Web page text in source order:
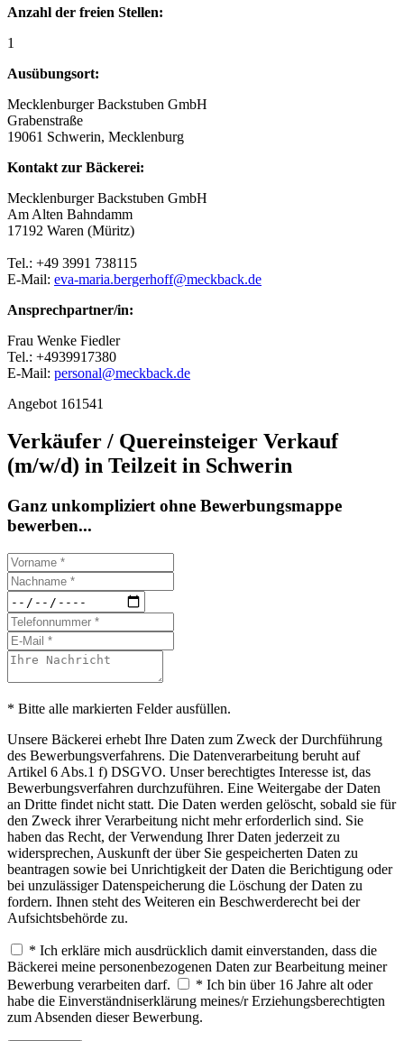
Anzahl der freien Stellen:
1
Ausübungsort:
Mecklenburger Backstuben GmbH
Grabenstraße
19061 Schwerin, Mecklenburg
Kontakt zur Bäckerei:
Mecklenburger Backstuben GmbH
Am Alten Bahndamm
17192 Waren (Müritz)
Tel.: +49 3991 738115
E-Mail: eva-maria.bergerhoff@meckback.de
Ansprechpartner/in:
Frau Wenke Fiedler
Tel.: +4939917380
E-Mail: personal@meckback.de
Angebot 161541
Verkäufer / Quereinsteiger Verkauf
(m/w/d) in Teilzeit in Schwerin
Ganz unkompliziert ohne Bewerbungsmappe
bewerben...
* Bitte alle markierten Felder ausfüllen.
Unsere Bäckerei erhebt Ihre Daten zum Zweck der Durchführung
des Bewerbungsverfahrens. Die Datenverarbeitung beruht auf
Artikel 6 Abs.1 f) DSGVO. Unser berechtigtes Interesse ist, das
Bewerbungsverfahren durchzuführen. Eine Weitergabe der Daten
an Dritte findet nicht statt. Die Daten werden gelöscht, sobald sie für
den Zweck ihrer Verarbeitung nicht mehr erforderlich sind. Sie
haben das Recht, der Verwendung Ihrer Daten jederzeit zu
widersprechen, Auskunft der über Sie gespeicherten Daten zu
beantragen sowie bei Unrichtigkeit der Daten die Berichtigung oder
bei unzulässiger Datenspeicherung die Löschung der Daten zu
fordern. Ihnen steht des Weiteren ein Beschwerderecht bei der
Aufsichtsbehörde zu.
* Ich erkläre mich ausdrücklich damit einverstanden, dass die
Bäckerei meine personenbezogenen Daten zur Bearbeitung meiner
Bewerbung verarbeiten darf.
* Ich bin über 16 Jahre alt oder
habe die Einverständniserklärung meines/r Erziehungsberechtigten
zum Absenden dieser Bewerbung.